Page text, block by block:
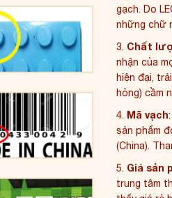
gạch. Do
những chữ
3. Chất
nhận của
hiện đại,
hỏng) cầm
4. Mã vạch
sản phẩm
(China).
5. Giá sản
trung tâm